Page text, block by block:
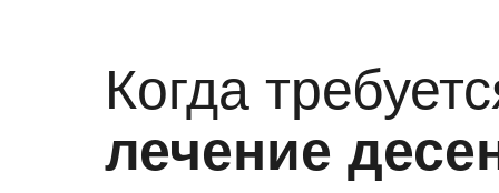
Когда
лечение